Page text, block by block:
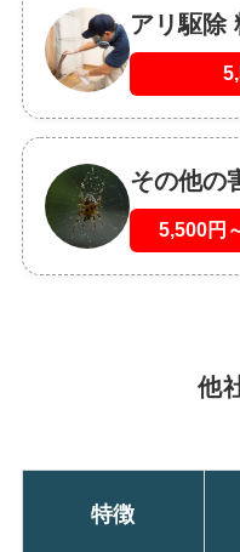
アリ駆除
その他の
5,500円
他
特徴